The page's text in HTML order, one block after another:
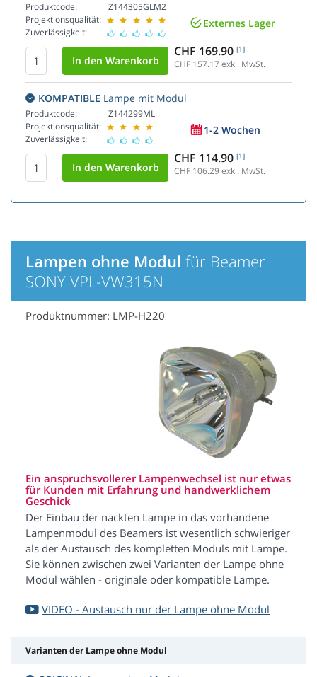
Produktcode:
Projektionsqualität:
Zuverlässigkeit:
Z144305GLM2
Externes Lager
CHF 169.90 [1]
CHF 157.17 exkl. MwSt.
KOMPATIBLE Lampe mit Modul
Produktcode:
Projektionsqualität:
Zuverlässigkeit:
Z144299ML
1-2 Wochen
CHF 114.90 [1]
CHF 106.29exkl. MwSt.
Lampen ohne Modul für Beamer
SONY VPL-VW315N
Produktnummer: LMP-H220
Ein anspruchsvollerer Lampenwechsel ist nur etwas
für Kunden mit Erfahrung und handwerklichem
Geschick
Der Einbau der nackten Lampe in das vorhandene
Lampenmodul des Beamers ist wesentlich schwieriger
als der Austausch des kompletten Moduls mit Lampe.
Sie können zwischen zwei Varianten der Lampe ohne
Modul wählen - originale oder kompatible Lampe.
VIDEO - Austausch nur der Lampe ohne Modul
Varianten der Lampe ohne Modul